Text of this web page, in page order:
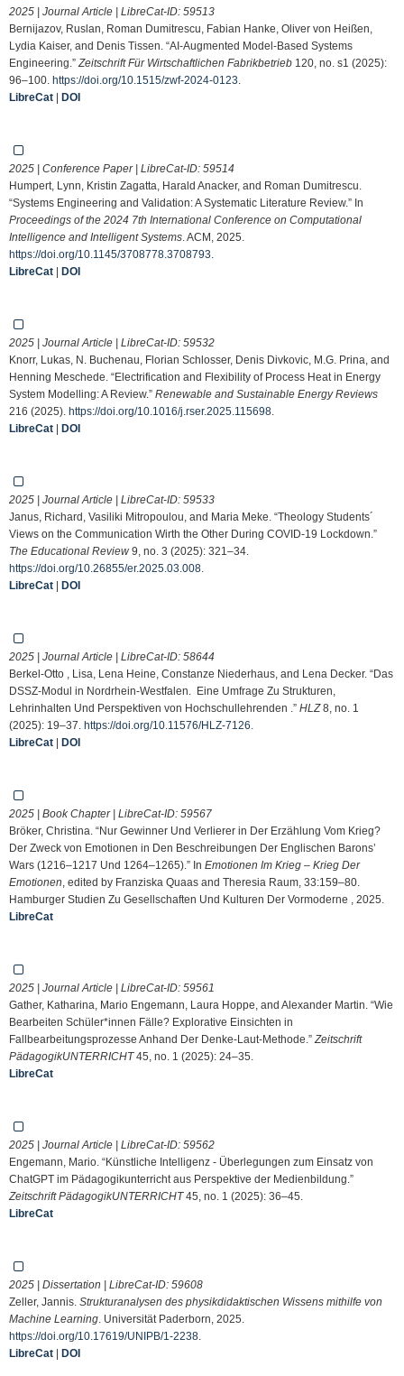
2025 | Journal Article | LibreCat-ID: 59513
Bernijazov, Ruslan, Roman Dumitrescu, Fabian Hanke, Oliver von Heißen,
Lydia Kaiser, and Denis Tissen. “AI-Augmented Model-Based Systems
Engineering.” Zeitschrift Für Wirtschaftlichen Fabrikbetrieb 120, no. s1 (2025):
96–100. https://doi.org/10.1515/zwf-2024-0123
LibreCat | DOI
2025 | Conference Paper | LibreCat-ID: 59514
Humpert, Lynn, Kristin Zagatta, Harald Anacker, and Roman Dumitrescu.
“Systems Engineering and Validation: A Systematic Literature Review.” In
Proceedings of the 2024 7th International Conference on Computational
Intelligence and Intelligent Systems . ACM, 2025.
https://doi.org/10.1145/3708778.3708793
LibreCat | DOI
2025 | Journal Article | LibreCat-ID: 59532
Knorr, Lukas, N. Buchenau, Florian Schlosser, Denis Divkovic, M.G. Prina, and
Henning Meschede. “Electrification and Flexibility of Process Heat in Energy
System Modelling: A Review.” Renewable and Sustainable Energy Reviews
216 (2025). https://doi.org/10.1016/j.rser.2025.115698
LibreCat | DOI
2025 | Journal Article | LibreCat-ID: 59533
Janus, Richard, Vasiliki Mitropoulou, and Maria Meke. “Theology Students´
Views on the Communication Wirth the Other During COVID-19 Lockdown.”
The Educational Review 9, no. 3 (2025): 321–34.
https://doi.org/10.26855/er.2025.03.008
LibreCat | DOI
2025 | Journal Article | LibreCat-ID: 58644
Berkel-Otto , Lisa, Lena Heine, Constanze Niederhaus, and Lena Decker. “Das
DSSZ-Modul in Nordrhein-Westfalen. Eine Umfrage Zu Strukturen,
Lehrinhalten Und Perspektiven von Hochschullehrenden .” HLZ8, no. 1
(2025): 19–37. https://doi.org/10.11576/HLZ-7126
LibreCat | DOI
2025 | Book Chapter | LibreCat-ID: 59567
Bröker, Christina. “Nur Gewinner Und Verlierer in Der Erzählung Vom Krieg?
Der Zweck von Emotionen in Den Beschreibungen Der Englischen Barons’
Wars (1216–1217 Und 1264–1265).” In Emotionen Im Krieg – Krieg Der
Emotionen , edited by Franziska Quaas and Theresia Raum, 33:159–80.
Hamburger Studien Zu Gesellschaften Und Kulturen Der Vormoderne , 2025.
LibreCat
2025 | Journal Article | LibreCat-ID: 59561
Gather, Katharina, Mario Engemann, Laura Hoppe, and Alexander Martin. “Wie
Bearbeiten Schüler*innen Fälle? Explorative Einsichten in
Fallbearbeitungsprozesse Anhand Der Denke-Laut-Methode.” Zeitschrift
PädagogikUNTERRICHT45, no. 1 (2025): 24–35.
LibreCat
2025 | Journal Article | LibreCat-ID: 59562
Engemann, Mario. “Künstliche Intelligenz - Überlegungen zum Einsatz von
ChatGPT im Pädagogikunterricht aus Perspektive der Medienbildung.”
Zeitschrift PädagogikUNTERRICHT45, no. 1 (2025): 36–45.
LibreCat
2025 | Dissertation | LibreCat-ID: 59608
Zeller, Jannis. Strukturanalysen des physikdidaktischen Wissens mithilfe von
Machine Learning . Universität Paderborn, 2025.
https://doi.org/10.17619/UNIPB/1-2238
LibreCat | DOI